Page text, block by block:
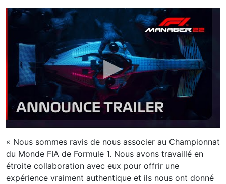
« Nous sommes ravis de nous associer au Championnat
du Monde FIA ​​de Formule 1. Nous avons travaillé en
étroite collaboration avec eux pour offrir une
expérience vraiment authentique et ils nous ont donné